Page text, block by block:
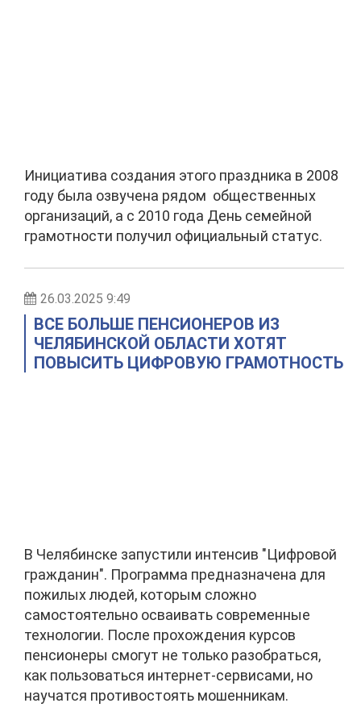
Инициатива создания этого праздника в 2008
году была озвучена рядом общественных
организаций, а с 2010 года День семейной
грамотности получил официальный статус.
26.03.2025 9:49
ВСЕ БОЛЬШЕ ПЕНСИОНЕРОВ ИЗ
ЧЕЛЯБИНСКОЙ ОБЛАСТИ ХОТЯТ
ПОВЫСИТЬ ЦИФРОВУЮ ГРАМОТНОСТЬ
В Челябинске запустили интенсив "Цифровой
гражданин". Программа предназначена для
пожилых людей, которым сложно
самостоятельно осваивать современные
технологии. После прохождения курсов
пенсионеры смогут не только разобраться,
как пользоваться интернет-сервисами, но
научатся противостоять мошенникам.